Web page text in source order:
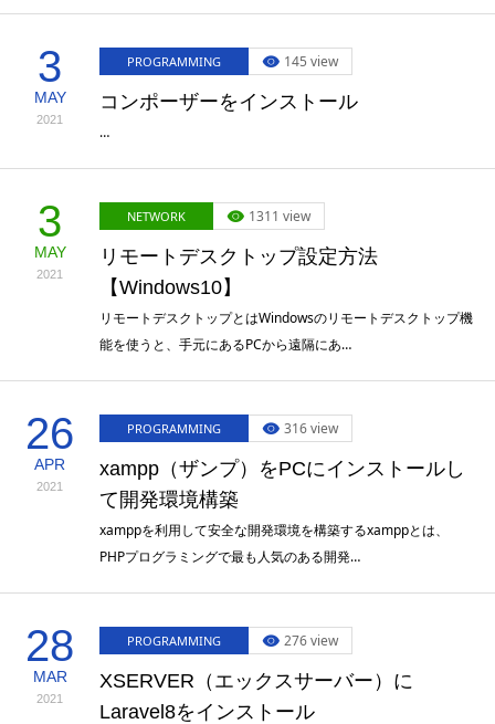
3
MAY
2021
PROGRAMMING 145 view
コンポーザーをインストール
…
3
MAY
2021
NETWORK 1311 view
リモートデスクトップ設定方法
【Windows10】
リモートデスクトップとはWindowsのリモートデスクトップ機
能を使うと、手元にあるPCから遠隔にあ…
26
APR
2021
PROGRAMMING 316 view
xampp（ザンプ）をPCにインストールし
て開発環境構築
xamppを利用して安全な開発環境を構築するxamppとは、
PHPプログラミングで最も人気のある開発…
28
MAR
2021
PROGRAMMING 276 view
XSERVER（エックスサーバー）に
Laravel8をインストール